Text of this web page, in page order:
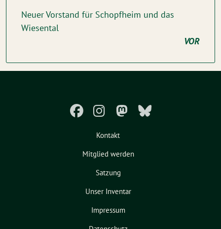
Neuer Vorstand für Schopfheim und das
Wiesental
VOR
Kontakt
Mitglied werden
Satzung
Unser Inventar
Impressum